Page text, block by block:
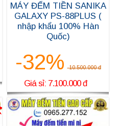
MÁY ĐẾM TIỀN SANIKA
GALAXY PS-88PLUS (
nhập khẩu 100% Hàn
Quốc)
-32% 10.500.000 đ
Giá sỉ: 7.100.000 đ